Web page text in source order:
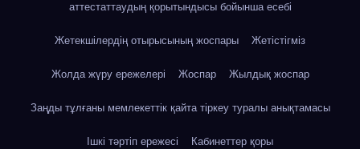
аттестаттаудың қорытындысы бойынша есебі
Жетекшілердің отырысының жоспары Жетістігміз
Жолда жүру ережелері Жоспар Жылдық жоспар
Заңды тұлғаны мемлекеттік қайта тіркеу туралы анықтамасы
Ішкі тәртіп ережесі Кабинеттер қоры